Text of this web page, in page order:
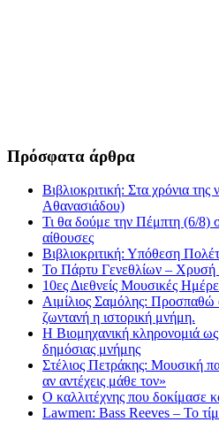
Πρόσφατα άρθρα
Βιβλιοκριτική: Στα χρόνια
Αθανασιάδου)
Τι θα δούμε την Πέμπτη (6/8)
αίθουσες
Βιβλιοκριτική: Υπόθεση
Το Πάρτυ Γενεθλίων – Χρυσή
10ες Διεθνείς Μουσικές
Αιμίλιος Σαμόλης: Προσπαθώ
ζωντανή η ιστορική μνήμη.
Η Βιομηχανική κληρονομιά ως
δημόσιας μνήμης
Στέλιος Πετράκης: Μουσική
αν αντέχεις μάθε τον»
Ο καλλιτέχνης που δοκίμασε
Lawmen: Bass Reeves – Το